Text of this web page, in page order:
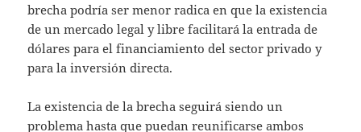
brecha podría ser menor radica en que la existencia
de un mercado legal y libre facilitará la entrada de
dólares para el financiamiento del sector privado y
para la inversión directa.
La existencia de la brecha seguirá siendo un
problema hasta que puedan reunificarse ambos